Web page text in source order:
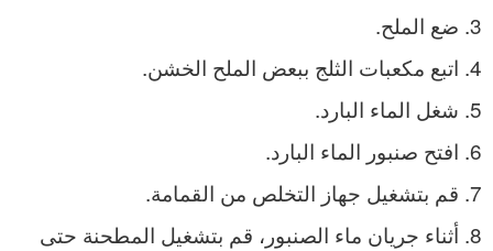
ضع الملح.
اتبع مكعبات الثلج ببعض الملح الخشن.
شغل الماء البارد.
افتح صنبور الماء البارد.
قم بتشغيل جهاز التخلص من القمامة.
أثناء جريان ماء الصنبور، قم بتشغيل المطحنة حتى